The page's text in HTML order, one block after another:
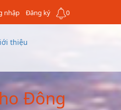
nhập Đăng ký 0
thiệu
Đông